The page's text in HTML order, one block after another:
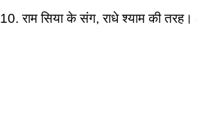
10. राम सिया के संग, राधे श्याम की